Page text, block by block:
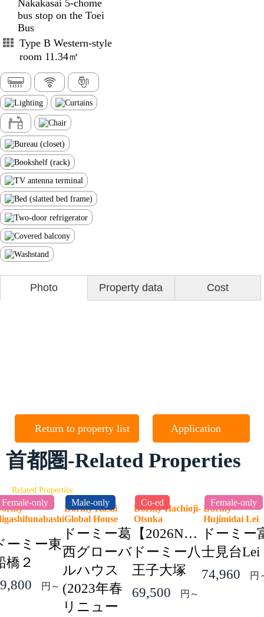
Nakakasai 5-chome
bus stop on the Toei
Bus
Type B Western-style
room 11.34㎡
Photo Property data Cost
Return to property list Application
首都圏-Related Properties
Related Properties
Female-only
ーミー東
橋２
円～
Male-only
Dormy Kasai
Global House
ドーミー葛
西グローバ
ルハウス
(2023年春
リニュー
Co-ed
Dormy Hachioji-
Otsuka
【2026NEW】
ドーミー八
王子大塚
69,500
円～
Female-only
Dormy
Hujimidai
ドーミー
士見台Lei
74,960
円